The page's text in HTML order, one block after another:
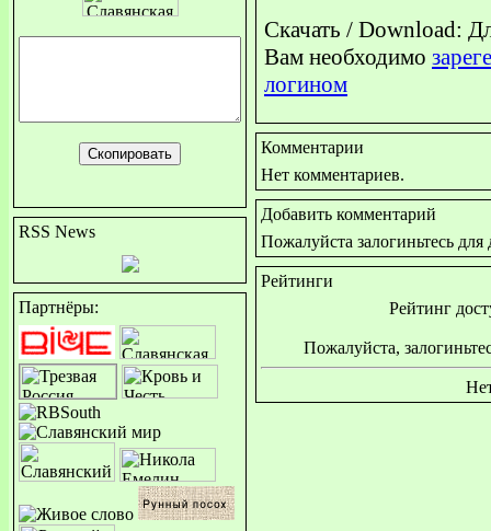
RSS News
Партнёры:
Скачать / Download:
Вам необходимо
логином
Комментарии
Нет комментариев.
Добавить комментарий
Пожалуйста залогиньтесь
Рейтинги
Рейтинг
Пожалуйста,